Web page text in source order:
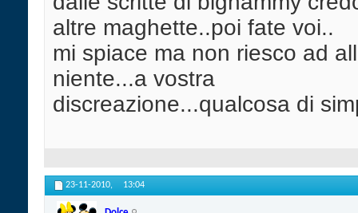
altre maghette..poi fate voi..
mi spiace ma non riesco ad
niente...a vostra
discreazione...qualcosa di
23-11-2010, 13:04